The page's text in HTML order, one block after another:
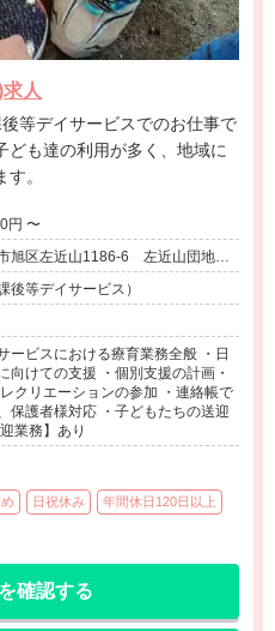
人
ども達の利用が多く、地域に
。
年収 4,500,000円 〜
旭区左近山1186-6 左近山団地7-
後等デイサービス）
ービスにおける療育業務全般 ・日
向けての支援 ・個別支援の計画・
クリエーションの参加 ・連絡帳で
保護者様対応 ・子どもたちの送迎
業務】あり
日祝休み 年間休日120日以上
確認する